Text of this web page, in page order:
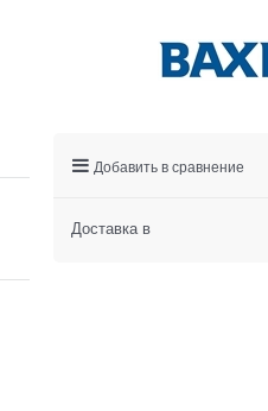
Добавить в сравнение
Доставка в